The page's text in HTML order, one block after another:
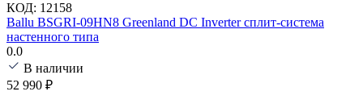
КОД: 12158
Ballu BSGRI-09HN8 Greenland DC Inverter сплит-система
настенного типа
0.0
В наличии
52 990 ₽